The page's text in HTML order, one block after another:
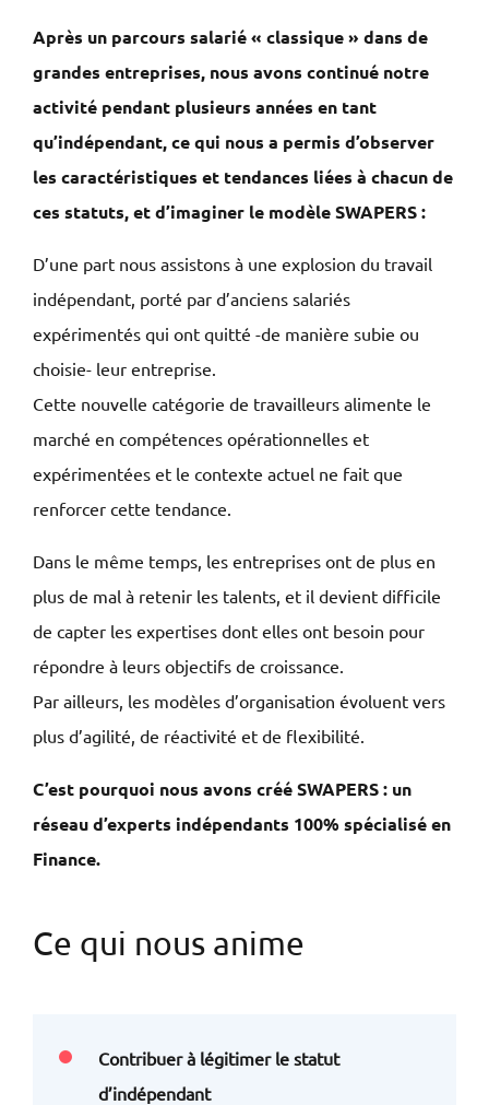
Après un parcours salarié « classique » dans de
grandes entreprises, nous avons continué notre
activité pendant plusieurs années en tant
qu’indépendant, ce qui nous a permis d’observer
les caractéristiques et tendances liées à chacun de
ces statuts, et d’imaginer le modèle SWAPERS :
D’une part nous assistons à une explosion du travail
indépendant, porté par d’anciens salariés
expérimentés qui ont quitté -de manière subie ou
choisie- leur entreprise.
Cette nouvelle catégorie de travailleurs alimente le
marché en compétences opérationnelles et
expérimentées et le contexte actuel ne fait que
renforcer cette tendance.
Dans le même temps, les entreprises ont de plus en
plus de mal à retenir les talents, et il devient difficile
de capter les expertises dont elles ont besoin pour
répondre à leurs objectifs de croissance.
Par ailleurs, les modèles d’organisation évoluent vers
plus d’agilité, de réactivité et de flexibilité.
C’est pourquoi nous avons créé SWAPERS : un
réseau d’experts indépendants 100% spécialisé en
Finance.
Ce qui nous anime
Contribuer à légitimer le statut
d’indépendant